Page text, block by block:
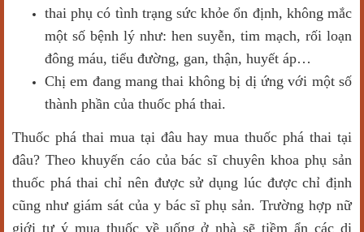
thai phụ có tình trạng sức khỏe ổn định, không mắc
một số bệnh lý như: hen suyễn, tim mạch, rối loạn
đông máu, tiểu đường, gan, thận, huyết áp…
Chị em đang mang thai không bị dị ứng với một số
thành phần của thuốc phá thai.
Thuốc phá thai mua tại đâu hay mua thuốc phá thai tại
đâu? Theo khuyến cáo của bác sĩ chuyên khoa phụ sản
thuốc phá thai chỉ nên được sử dụng lúc được chỉ định
cũng như giám sát của y bác sĩ phụ sản. Trường hợp nữ
giới tự ý mua thuốc về uống ở nhà sẽ tiềm ẩn các di